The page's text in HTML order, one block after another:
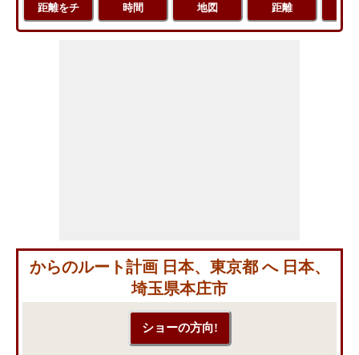
距離をチ
時間
地図
距離
からのルート計画 日本、東京都 へ 日本、
埼玉県本庄市